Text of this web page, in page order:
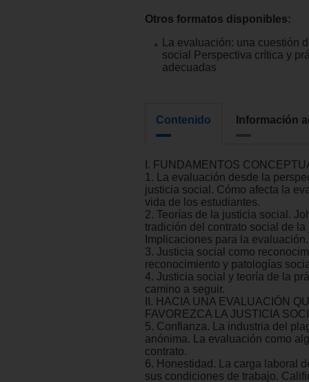
Otros formatos disponibles:
La evaluación: una cuestión
social Perspectiva crítica y
adecuadas
Contenido Información
I. FUNDAMENTOS
1. La evaluación desde la
justicia social. Cómo afecta la
vida de los estudiantes.
2. Teorías de la justicia social.
tradición del contrato social de la
Implicaciones para la evaluación.
3. Justicia social como
reconocimiento y patologías
4. Justicia social y teoría de la
camino a seguir.
II. HACIA UNA EVALUACIÓN
FAVOREZCA LA JUSTICIA
5. Confianza. La industria del
anónima. La evaluación como
contrato.
6. Honestidad. La carga laboral
sus condiciones de trabajo.